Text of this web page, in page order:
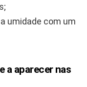
umidade com um
a aparecer nas